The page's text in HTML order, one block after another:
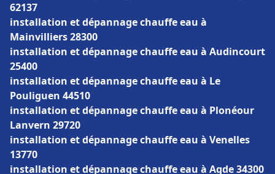
62137
installation et dépannage chauffe eau à
Mainvilliers 28300
installation et dépannage chauffe eau à Audincourt
25400
installation et dépannage chauffe eau à Le
Pouliguen 44510
installation et dépannage chauffe eau à Plonéour
Lanvern 29720
installation et dépannage chauffe eau à Venelles
13770
installation et dépannage chauffe eau à Agde 34300